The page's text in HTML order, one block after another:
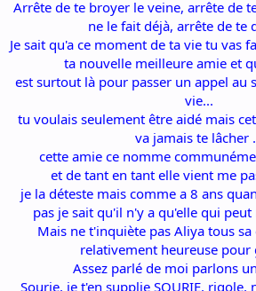
Arrête de te broyer le veine, arrête de
ne le fait déjà, arrête de te
Je sait qu'a ce moment de ta vie tu vas
ta nouvelle meilleure amie et
est surtout là pour passer un appel au
vie...
tu voulais seulement être aidé mais
va jamais te lâcher
cette amie ce nomme
et de tant en tant elle vient me
je la déteste mais comme a 8 ans
pas je sait qu'il n'y a qu'elle qui
Mais ne t'inquiète pas Aliya tous
relativement heureuse pour
Assez parlé de moi parlons
Sourie, je t'en supplie SOURIE, rigole,